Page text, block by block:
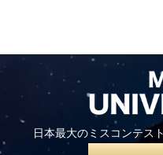
日本最大のミスコンテス